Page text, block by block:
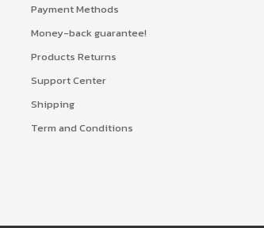
Payment Methods
Money-back guarantee!
Products Returns
Support Center
Shipping
Term and Conditions